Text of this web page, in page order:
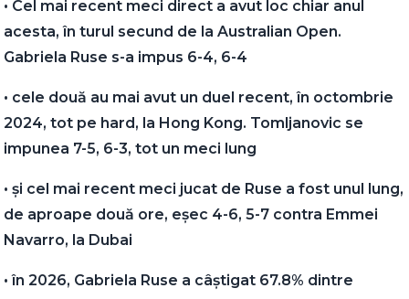
•⁠ ⁠Cel mai recent meci direct a avut loc chiar anul
acesta, în turul secund de la Australian Open.
Gabriela Ruse s-a impus 6-4, 6-4
•⁠ ⁠cele două au mai avut un duel recent, în octombrie
2024, tot pe hard, la Hong Kong. Tomljanovic se
impunea 7-5, 6-3, tot un meci lung
•⁠ ⁠și cel mai recent meci jucat de Ruse a fost unul lung,
de aproape două ore, eșec 4-6, 5-7 contra Emmei
Navarro, la Dubai
•⁠ ⁠în 2026, Gabriela Ruse a câștigat 67.8% dintre